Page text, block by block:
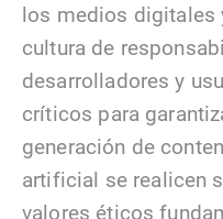
los medios digitales
cultura de
desarrolladores y
críticos para
generación de
artificial se realicen
valores éticos